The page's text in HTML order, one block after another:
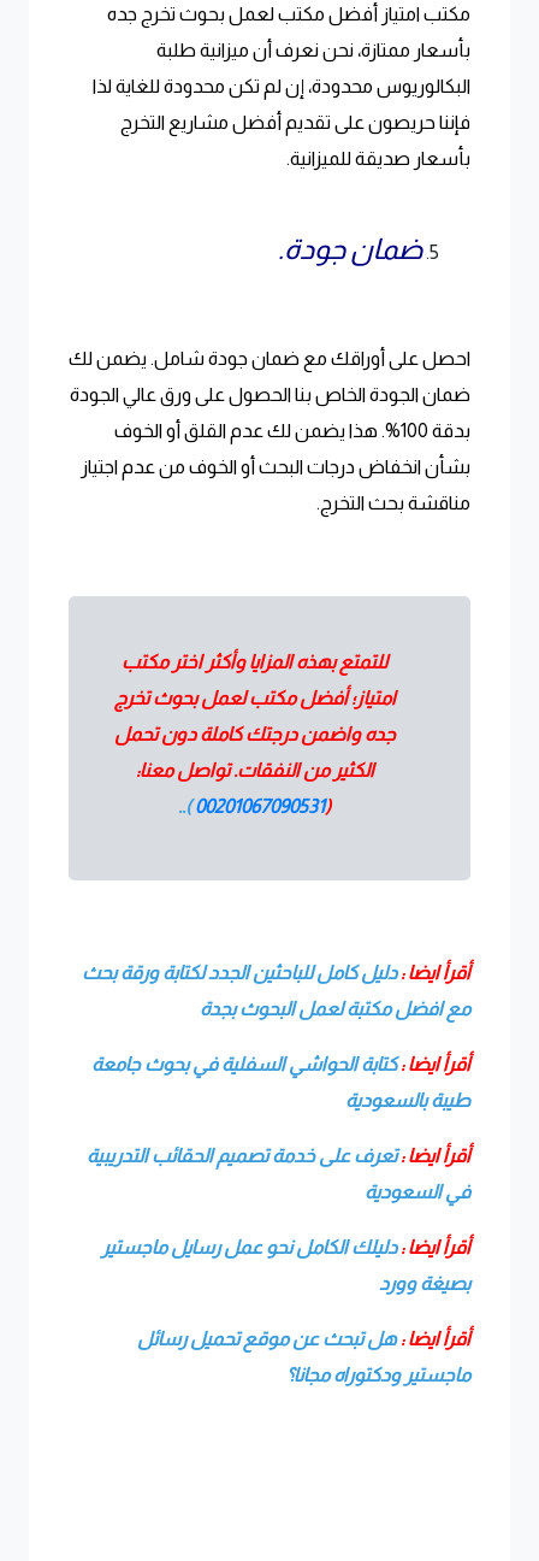
مكتب امتياز أفضل مكتب لعمل بحوث تخرج جده
بأسعار ممتازة، نحن نعرف أن ميزانية طلبة
البكالوريوس محدودة، إن لم تكن محدودة للغاية لذا
فإننا حريصون على تقديم أفضل مشاريع التخرج
بأسعار صديقة للميزانية.
ضمان جودة.
احصل على أوراقك مع ضمان جودة شامل. يضمن لك
ضمان الجودة الخاص بنا الحصول على ورق عالي الجودة
بدقة 100%. هذا يضمن لك عدم القلق أو الخوف
بشأن انخفاض درجات البحث أو الخوف من عدم اجتياز
مناقشة بحث التخرج.
للتمتع بهذه المزايا وأكثر اختر مكتب
امتياز؛ أفضل مكتب لعمل بحوث تخرج
جده واضمن درجتك كاملة دون تحمل
الكثير من النفقات. تواصل معنا:
(
00201067090531
)..
أقرأ ايضا :دليل كامل للباحثين الجدد لكتابة ورقة بحث
مع افضل مكتبة لعمل البحوث بجدة
أقرأ ايضا :كتابة الحواشي السفلية في بحوث جامعة
طيبة بالسعودية
أقرأ ايضا :تعرف على خدمة تصميم الحقائب التدريبية
في السعودية
أقرأ ايضا :دليلك الكامل نحو عمل رسايل ماجستير
بصيغة وورد
أقرأ ايضا :هل تبحث عن موقع تحميل رسائل
ماجستير ودكتوراه مجانا؟